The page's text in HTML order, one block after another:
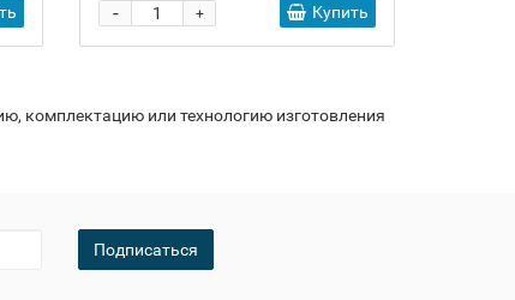
+
- Купить
комплектацию или технологию изготовления
Подписаться